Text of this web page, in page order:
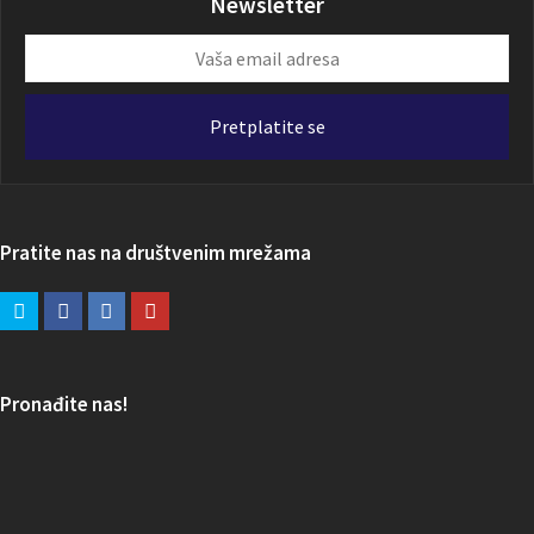
email
Pretplatite se
Pratite nas na društvenim mrežama
Pronađite nas!